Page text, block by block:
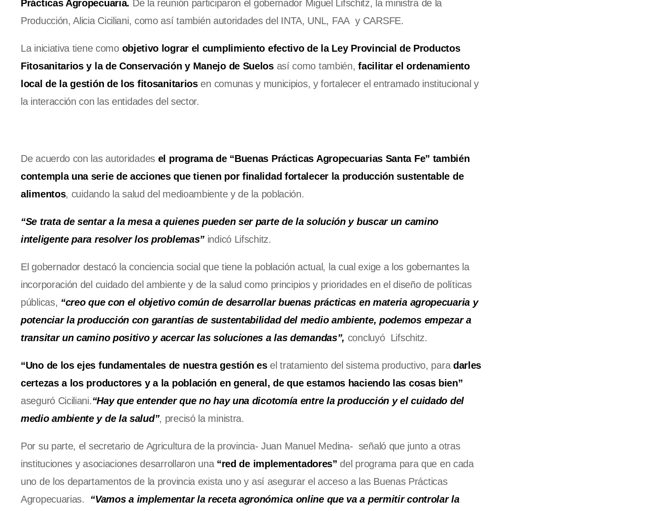
Prácticas Agropecuaria. De la reunión participaron el gobernador Miguel Lifschitz, la ministra de la
Producción, Alicia Ciciliani, como así también autoridades del INTA, UNL, FAA y CARSFE.
La iniciativa tiene como objetivo lograr el cumplimiento efectivo de la Ley Provincial de Productos
Fitosanitarios y la de Conservación y Manejo de Suelosasí como también,facilitar el ordenamiento
local de la gestión de los fitosanitariosen comunas y municipios, y fortalecer el entramado institucional y
la interacción con las entidades del sector.
De acuerdo con las autoridades el programa de “Buenas Prácticas Agropecuarias Santa Fe” también
contempla una serie de acciones que tienen por finalidad fortalecer la producción sustentable de
alimentos, cuidando la salud del medioambiente y de la población.
“Se trata de sentar a la mesa a quienes pueden ser parte de la solución y buscar un camino
inteligente para resolver los problemas” indicó Lifschitz.
El gobernador destacó la conciencia social que tiene la población actual, la cual exige a los gobernantes la
incorporación del cuidado del ambiente y de la salud como principios y prioridades en el diseño de políticas
públicas, “creo que con el objetivo común de desarrollar buenas prácticas en materia agropecuaria y
potenciar la producción con garantías de sustentabilidad del medio ambiente, podemos empezar a
transitar un camino positivo y acercar las soluciones a las demandas”, concluyó Lifschitz.
“Uno de los ejes fundamentales de nuestra gestión esel tratamiento del sistema productivo, para darles
certezas a los productores y a la población en general, de que estamos haciendo las cosas bien”
aseguró Ciciliani.“Hay que entender que no hay una dicotomía entre la producción y el cuidado del
medio ambiente y de la salud”, precisó la ministra.
Por su parte, el secretario de Agricultura de la provincia- Juan Manuel Medina- señaló que junto a otras
instituciones y asociaciones desarrollaron una “red de implementadores” del programa para que en cada
uno de los departamentos de la provincia exista uno y así asegurar el acceso a las Buenas Prácticas
Agropecuarias. “Vamos a implementar la receta agronómica online que va a permitir controlar la